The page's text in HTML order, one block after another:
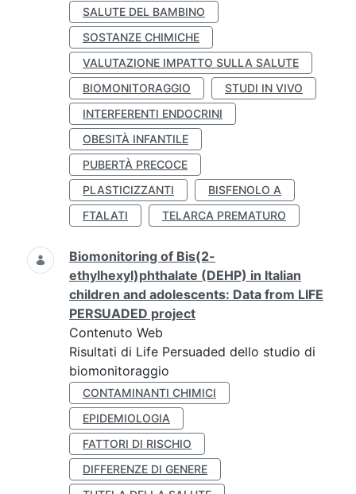
SALUTE DEL BAMBINO
SOSTANZE CHIMICHE
VALUTAZIONE IMPATTO SULLA SALUTE
BIOMONITORAGGIO
STUDI IN VIVO
INTERFERENTI ENDOCRINI
OBESITÀ INFANTILE
PUBERTÀ PRECOCE
PLASTICIZZANTI
BISFENOLO A
FTALATI
TELARCA PREMATURO
Biomonitoring of Bis(2-
ethylhexyl)phthalate (DEHP) in Italian
children and adolescents: Data from LIFE
PERSUADED project
Contenuto Web
Risultati di Life Persuaded dello studio di
biomonitoraggio
CONTAMINANTI CHIMICI
EPIDEMIOLOGIA
FATTORI DI RISCHIO
DIFFERENZE DI GENERE